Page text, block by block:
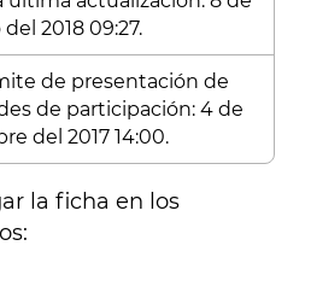
2018 09:27.
de presentación de
de participación: 4 de
del 2017 14:00.
la ficha en los